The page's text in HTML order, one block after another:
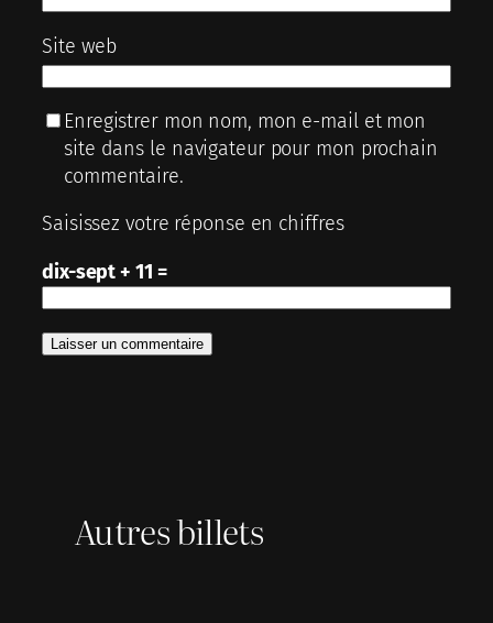
Site web
Enregistrer mon nom, mon e-mail et mon
site dans le navigateur pour mon prochain
commentaire.
Saisissez votre réponse en chiffres
dix-sept + 11 =
Autres billets